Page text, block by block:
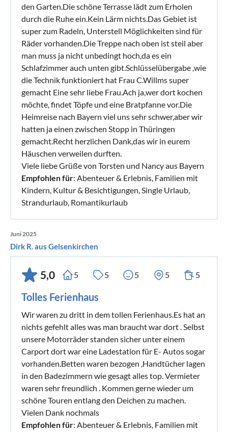
den Garten.Die schöne Terrasse lädt zum Erholen
durch die Ruhe ein.Kein Lärm nichts.Das Gebiet ist
super zum Radeln, Unterstell Möglichkeiten sind für
Räder vorhanden.Die Treppe nach oben ist steil aber
man muss ja nicht unbedingt hoch,da es ein
Schlafzimmer auch unten gibt.Schlüsselübergabe ,wie
die Technik funktioniert hat Frau C.Willms super
gemacht Eine sehr liebe Frau.Ach ja,wer dort kochen
möchte, findet Töpfe und eine Bratpfanne vor.Die
Heimreise nach Bayern viel uns sehr schwer,aber wir
hatten ja einen zwischen Stopp in Thüringen
gemacht.Recht herzlichen Dank,das wir in eurem
Häuschen verweilen durften.
Viele liebe Grüße von Torsten und Nancy aus Bayern
Empfohlen für: Abenteuer & Erlebnis, Familien mit
Kindern, Kultur & Besichtigungen, Single Urlaub,
Strandurlaub, Romantikurlaub
Juni 2025
Dirk R. aus Gelsenkirchen
5,0 5 5 5 5 5
Tolles Ferienhaus
Wir waren zu dritt in dem tollen Ferienhaus.Es hat an
nichts gefehlt alles was man braucht war dort . Selbst
unsere Motorräder standen sicher unter einem
Carport dort war eine Ladestation für E- Autos sogar
vorhanden.Betten waren bezogen ,Handtücher lagen
in den Badezimmern wie gesagt alles top. Vermieter
waren sehr freundlich . Kommen gerne wieder um
schöne Touren entlang den Deichen zu machen.
Vielen Dank nochmals
Empfohlen für: Abenteuer & Erlebnis, Familien mit